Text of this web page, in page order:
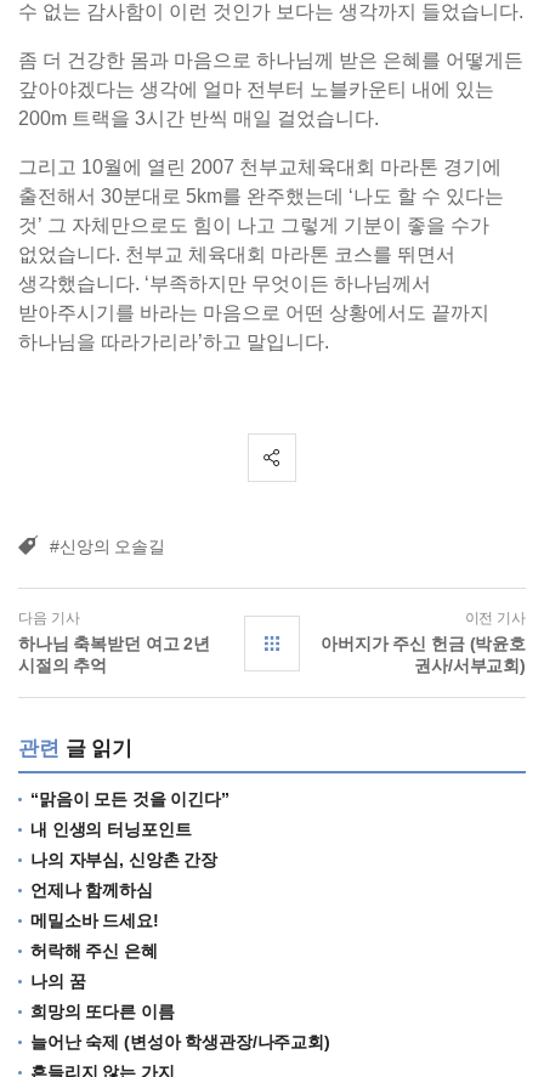
수 없는 감사함이 이런 것인가 보다는 생각까지 들었습니다.
좀 더 건강한 몸과 마음으로 하나님께 받은 은혜를 어떻게든
갚아야겠다는 생각에 얼마 전부터 노블카운티 내에 있는
200m 트랙을 3시간 반씩 매일 걸었습니다.
그리고 10월에 열린 2007 천부교체육대회 마라톤 경기에
출전해서 30분대로 5km를 완주했는데 ‘나도 할 수 있다는
것’ 그 자체만으로도 힘이 나고 그렇게 기분이 좋을 수가
없었습니다. 천부교 체육대회 마라톤 코스를 뛰면서
생각했습니다. ‘부족하지만 무엇이든 하나님께서
받아주시기를 바라는 마음으로 어떤 상황에서도 끝까지
하나님을 따라가리라’하고 말입니다.
#신앙의 오솔길
다음 기사
하나님 축복받던 여고 2년
시절의 추억
이전 기사
아버지가 주신 헌금 (박윤호
권사/서부교회)
관련 글 읽기
“맑음이 모든 것을 이긴다”
내 인생의 터닝포인트
나의 자부심, 신앙촌 간장
언제나 함께하심
메밀소바 드세요!
허락해 주신 은혜
나의 꿈
희망의 또다른 이름
늘어난 숙제 (변성아 학생관장/나주교회)
흔들리지 않는 가지